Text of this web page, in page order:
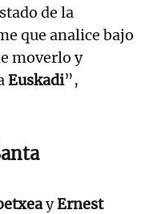
de la
que analice bajo
moverlo y
Euskadi”,
yErnest